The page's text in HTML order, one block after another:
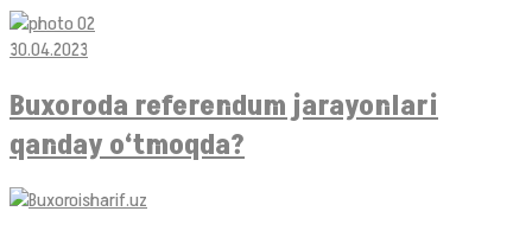
30.04.2023
Buxoroda referendum jarayonlari
qanday o‘tmoqda?